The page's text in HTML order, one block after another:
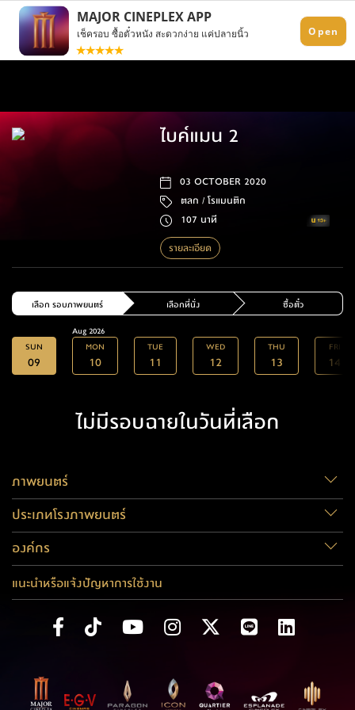
ไบค์แมน 2
03 OCTOBER 2020
ตลก /โรแมนติก
107 นาที
รายละเอียด
เลือก รอบภาพยนตร์ เลือกที่นั่ง ซื้อตั๋ว
SUN
09
Aug 2026
MON
10
TUE
11
WED
12
THU
13
FRI
14
ไม่มีรอบฉายในวันที่เลือก
ภาพยนตร์
ประเภทโรงภาพยนตร์
องค์กร
แนะนำหรือแจ้งปัญหาการใช้งาน